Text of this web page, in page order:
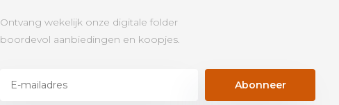
Ontvang wekelijk onze digitale folder
boordevol aanbiedingen en koopjes.
Abonneer